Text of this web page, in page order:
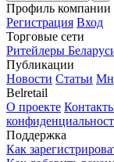
Профиль компании
Регистрация Вход
Торговые сети
Ритейлеры
Публикации
Новости Статьи
Belretail
О проекте
Поддержка
Как